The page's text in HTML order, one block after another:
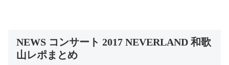
NEWS コンサート 2017 NEVERLAND 和歌
山レポまとめ